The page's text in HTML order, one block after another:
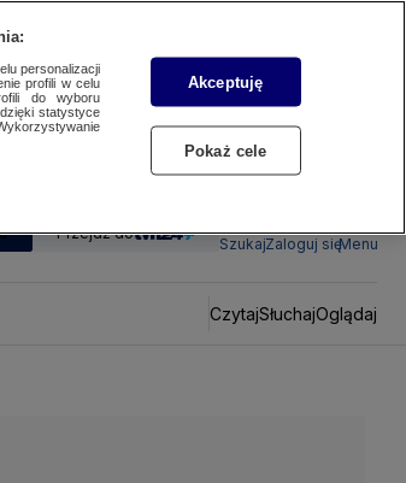
Przejdź do
SzukajZaloguj sięMenu
CzytajSłuchajOglądaj
personalizacji
profili w celu
do wyboru
statystyce
Akceptuję
Pokaż cele